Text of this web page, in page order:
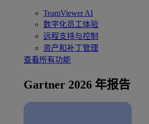
TeamViewer AI
数字化员工体验
远程支持与控制
资产和补丁管理
查看所有功能
Gartner 2026 年报告